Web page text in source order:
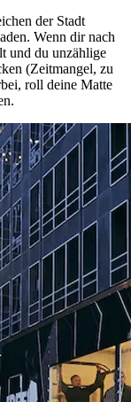
der Stadt
Wenn dir nach
und du unzählige
(Zeitmangel, zu
roll deine Matte